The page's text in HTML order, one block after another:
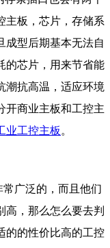
主板，芯片，存储系
成型后期基本无法自
的芯片，用来节省能
潮抗高温，适应环境
开商业主板和工控主
业工控主板 。
广泛的，而且他们
高，那么怎么要去判
的的性价比高的工控